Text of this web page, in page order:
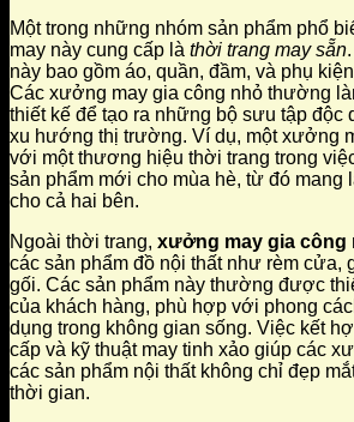
Một trong những nhóm sản phẩm phổ
may này cung cấp là thời trang may sẵn
này bao gồm áo, quần, đầm, và phụ
Các xưởng may gia công nhỏ thường
thiết kế để tạo ra những bộ sưu tập độc
xu hướng thị trường. Ví dụ, một xưởng
với một thương hiệu thời trang trong
sản phẩm mới cho mùa hè, từ đó mang
cho cả hai bên.
Ngoài thời trang, xưởng may gia công
các sản phẩm đồ nội thất như rèm cửa,
gối. Các sản phẩm này thường được
của khách hàng, phù hợp với phong
dụng trong không gian sống. Việc kết
cấp và kỹ thuật may tinh xảo giúp các
các sản phẩm nội thất không chỉ đẹp
thời gian.